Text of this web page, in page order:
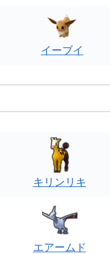
イーブイ
キリンリキ
エアームド